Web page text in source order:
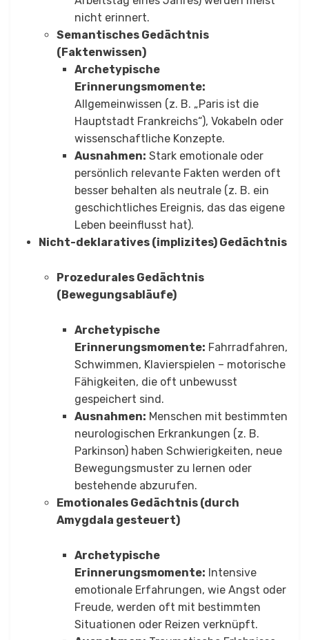
nicht erinnert.
Semantisches Gedächtnis
(Faktenwissen)
Archetypische
Erinnerungsmomente:
Allgemeinwissen (z. B. „Paris ist die
Hauptstadt Frankreichs“), Vokabeln oder
wissenschaftliche Konzepte.
Ausnahmen: Stark emotionale oder
persönlich relevante Fakten werden oft
besser behalten als neutrale (z. B. ein
geschichtliches Ereignis, das das eigene
Leben beeinflusst hat).
Nicht-deklaratives (implizites) Gedächtnis
Prozedurales Gedächtnis
(Bewegungsabläufe)
Archetypische
Erinnerungsmomente: Fahrradfahren,
Schwimmen, Klavierspielen – motorische
Fähigkeiten, die oft unbewusst
gespeichert sind.
Ausnahmen: Menschen mit bestimmten
neurologischen Erkrankungen (z. B.
Parkinson) haben Schwierigkeiten, neue
Bewegungsmuster zu lernen oder
bestehende abzurufen.
Emotionales Gedächtnis (durch
Amygdala gesteuert)
Archetypische
Erinnerungsmomente: Intensive
emotionale Erfahrungen, wie Angst oder
Freude, werden oft mit bestimmten
Situationen oder Reizen verknüpft.